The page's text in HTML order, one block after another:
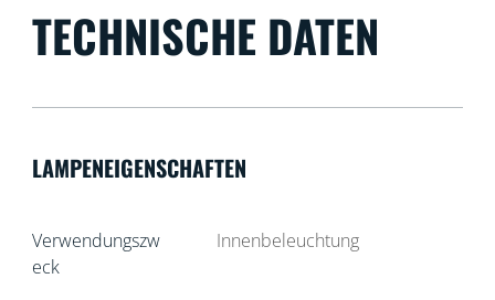
TECHNISCHE DATEN
LAMPENEIGENSCHAFTEN
Verwendungszw
eck
Innenbeleuchtung